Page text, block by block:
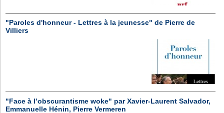
"Paroles d'honneur - Lettres à la jeunesse" de Pierre de
Villiers
"Face à l’obscurantisme woke" par Xavier-Laurent Salvador,
Emmanuelle Hénin, Pierre Vermeren